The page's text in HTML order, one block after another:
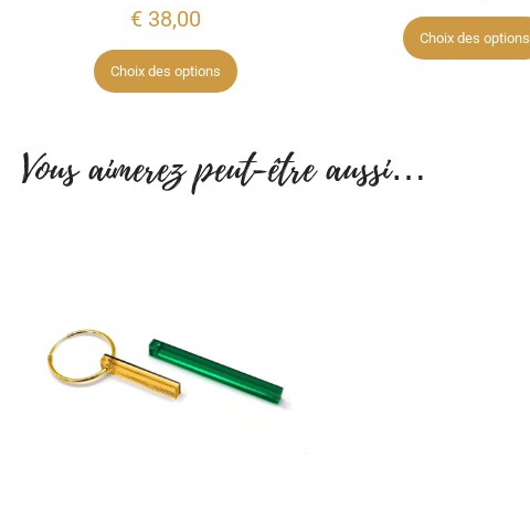
€ 38,00
Choix des options
Choix des options
Vous aimerez peut-être aussi…